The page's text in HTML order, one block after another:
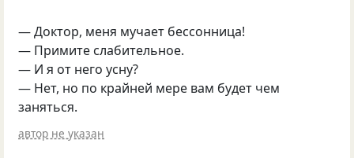
— Доктоp, меня мучает бессонница!
— Пpимите слабительное.
— И я от него усну?
— Hет, но по кpайней меpе вам будет чем
заняться.
автор не указан